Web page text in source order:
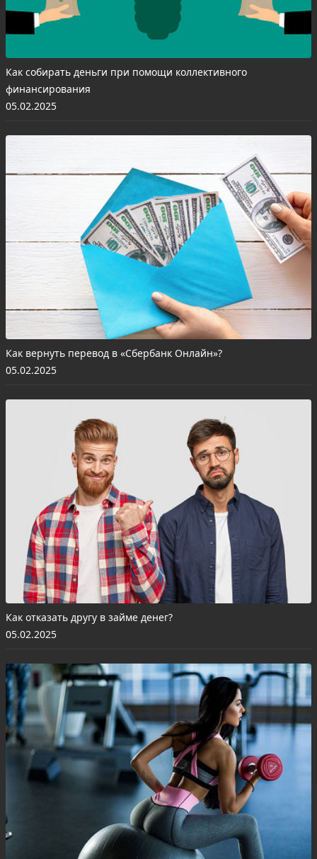
Как собирать деньги при помощи коллективного
финансирования
05.02.2025
Как вернуть перевод в «Сбербанк Онлайн»?
05.02.2025
Как отказать другу в займе денег?
05.02.2025